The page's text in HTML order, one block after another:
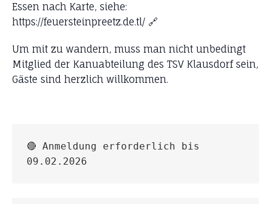
Essen nach Karte, siehe:
https://feuersteinpreetz.de.tl/ 🔗
Um mit zu wandern, muss man nicht unbedingt
Mitglied der Kanuabteilung des TSV Klausdorf sein,
Gäste sind herzlich willkommen.
🔴 Anmeldung erforderlich bis
09.02.2026